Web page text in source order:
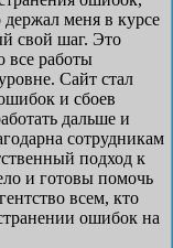
держал меня в курсе
свой шаг. Это
все работы
Сайт стал
и сбоев
дальше и
сотрудникам
подход к
и готовы помочь
всем, кто
ошибок на